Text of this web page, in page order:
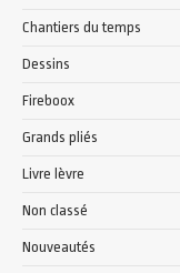
Chantiers du temps
Dessins
Fireboox
Grands pliés
Livre lèvre
Non classé
Nouveautés